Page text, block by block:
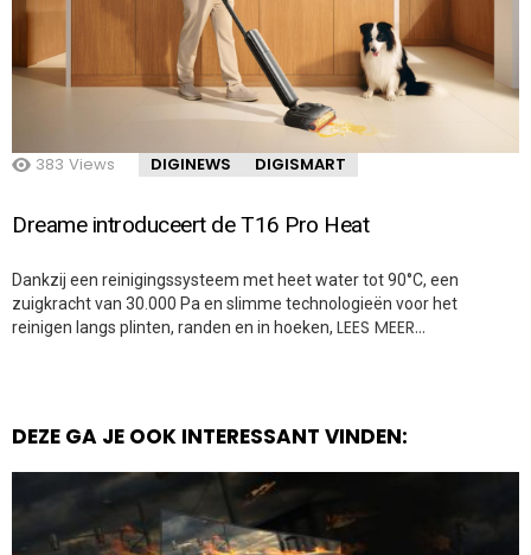
383 Views DIGINEWS DIGISMART
Dreame introduceert de T16 Pro Heat
Dankzij een reinigingssysteem met heet water tot 90°C, een
zuigkracht van 30.000 Pa en slimme technologieën voor het
reinigen langs plinten, randen en in hoeken, LEES MEER…
DEZE GA JE OOK INTERESSANT VINDEN: